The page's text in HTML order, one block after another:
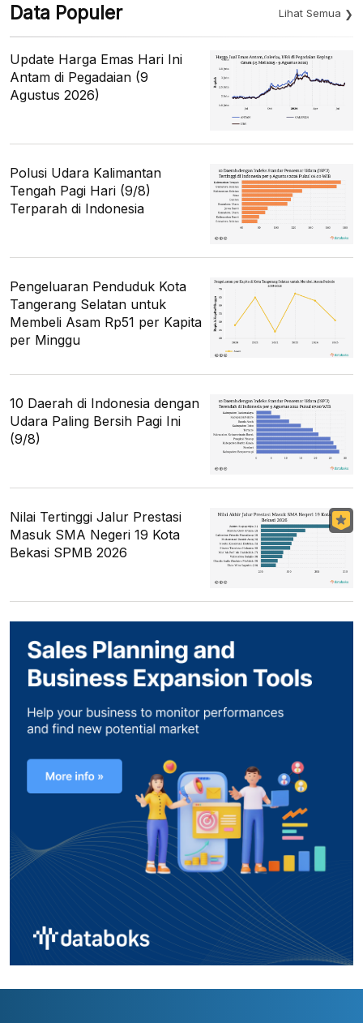
Data Populer Lihat Semua
Update Harga Emas Hari Ini
Antam di Pegadaian (9
Agustus 2026)
Polusi Udara Kalimantan
Tengah Pagi Hari (9/8)
Terparah di Indonesia
Pengeluaran Penduduk Kota
Tangerang Selatan untuk
Membeli Asam Rp51 per Kapita
per Minggu
10 Daerah di Indonesia dengan
Udara Paling Bersih Pagi Ini
(9/8)
Nilai Tertinggi Jalur Prestasi
Masuk SMA Negeri 19 Kota
Bekasi SPMB 2026